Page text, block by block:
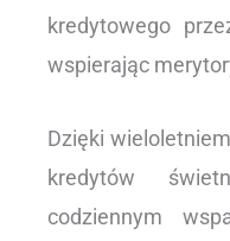
kredytowego
wspierając
Dzięki
kredytów
codziennym